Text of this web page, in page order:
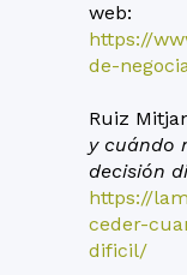
web:
https://
de-
Ruiz
y cuándo
decisión
https://
ceder-
dificil/